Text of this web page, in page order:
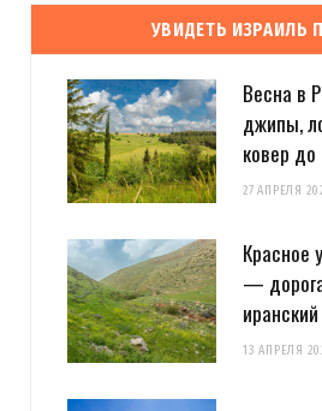
УВИДЕТЬ ИЗРАИЛЬ
Весна в
джипы,
ковер до
27 АПРЕЛЯ
Красное
—
13 АПРЕЛЯ